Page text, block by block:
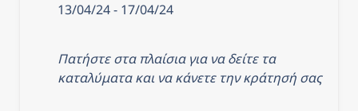
13/04/24 - 17/04/24
Πατήστε στα πλαίσια για να δείτε τα
καταλύματα και να κάνετε την κράτησή σας